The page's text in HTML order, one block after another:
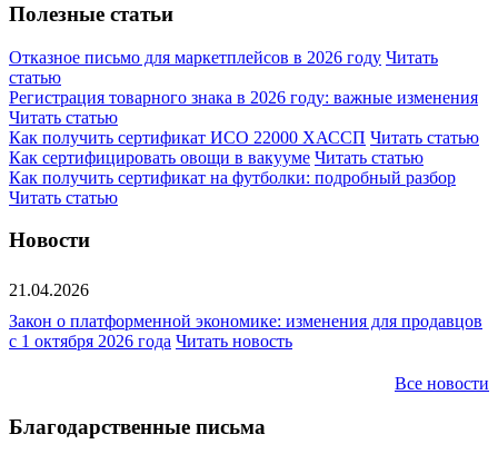
Полезные статьи
Отказное письмо для маркетплейсов в 2026 году Читать
статью
Регистрация товарного знака в 2026 году: важные изменения
Читать статью
Как получить сертификат ИСО 22000 ХАССП Читать статью
Как сертифицировать овощи в вакууме Читать статью
Как получить сертификат на футболки: подробный разбор
Читать статью
Новости
21.04.2026
Закон о платформенной экономике: изменения для продавцов
с 1 октября 2026 года Читать новость
Все новости
Благодарственные письма